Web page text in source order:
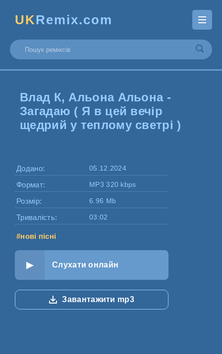
UKRemix.com
Влад К, Альона Альона -
Загадаю ( Я в цей вечір
щедрий у теплому светрі )
Додано: 05.12.2024
Формат: MP3 320 kbps
Розмір: 6.96 Mb
Тривалість: 03:02
#нові пісні
Слухати онлайн
Завантажити mp3